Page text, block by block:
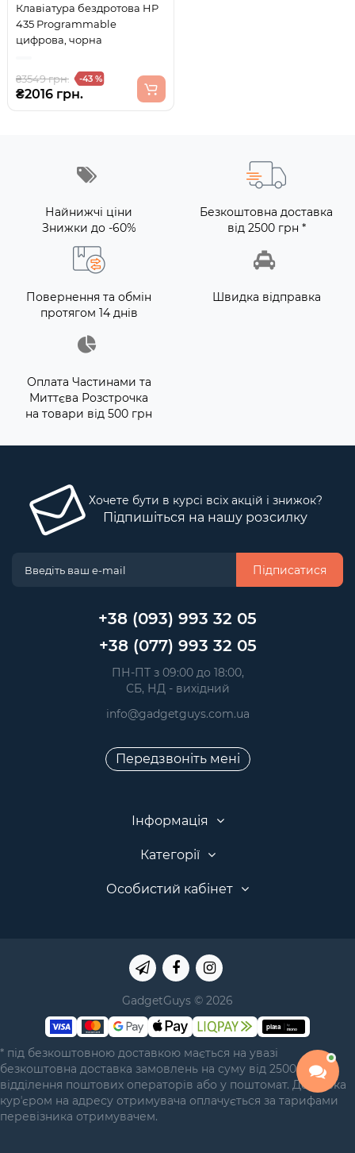
Клавіатура бездротова HP
435 Programmable
цифрова, чорна
₴3549 грн. -43 %
₴2016 грн.
Найнижчі ціни
Знижки до -60%
Безкоштовна доставка
від 2500 грн *
Повернення та обмін
протягом 14 днів
Швидка відправка
Оплата Частинами та
Миттєва Розстрочка
на товари від 500 грн
Хочете бути в курсі всіх акцій і знижок?
Підпишіться на нашу розсилку
Підписатися
+38 (093) 993 32 05
+38 (077) 993 32 05
ПН-ПТ з 09:00 до 18:00,
СБ, НД - вихідний
info@gadgetguys.com.ua
Передзвоніть мені
Інформація
Категорії
Особистий кабінет
GadgetGuys © 2026
* під безкоштовною доставкою мається на увазі
безкоштовна доставка замовлень на суму від 2500 грн у
відділення поштових операторів або у поштомат. Доставка
курʼєром на адресу отримувача оплачується за тарифами
перевізника отримувачем.